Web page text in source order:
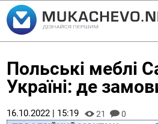
Польські меблі
Україні: де
16.10.2022 | 15:19 21 0